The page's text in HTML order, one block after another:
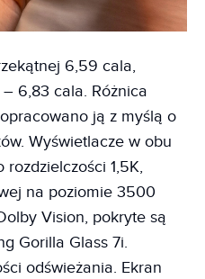
6,59 cala,
6,83 cala. Różnica
ją z myślą o
Wyświetlacze w obu
1,5K,
na poziomie 3500
Vision, pokryte są
Gorilla Glass 7i.
odświeżania. Ekran